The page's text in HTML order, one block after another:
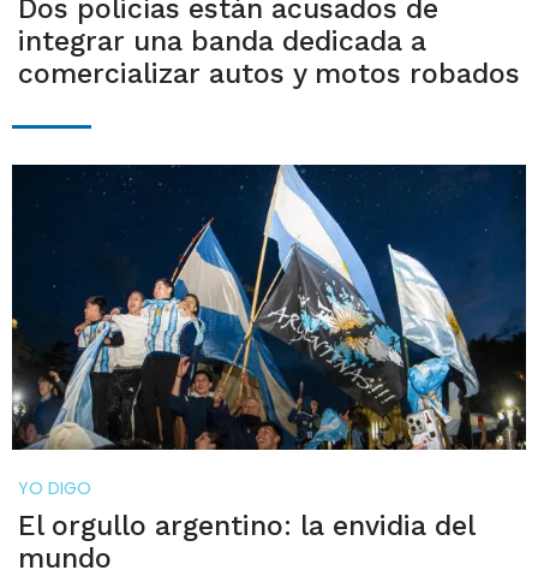
Dos policías están acusados de
integrar una banda dedicada a
comercializar autos y motos robados
YO DIGO
El orgullo argentino: la envidia del
mundo